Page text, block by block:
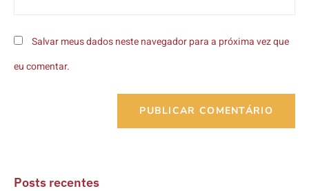
Salvar meus dados neste navegador para a próxima vez que
eu comentar.
Posts recentes